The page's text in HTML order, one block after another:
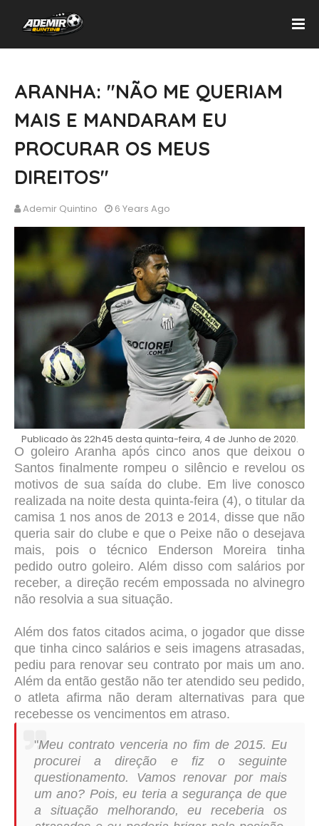
ARANHA: "NÃO ME QUERIAM
MAIS E MANDARAM EU
PROCURAR OS MEUS
DIREITOS"
Ademir Quintino 6 Years Ago
Publicado às 22h45 desta quinta-feira, 4 de Junho de 2020.
O goleiro Aranha após cinco anos que deixou o
Santos finalmente rompeu o silêncio e revelou os
motivos de sua saída do clube. Em live conosco
realizada na noite desta quinta-feira (4), o titular da
camisa 1 nos anos de 2013 e 2014, disse que não
queria sair do clube e que o Peixe não o desejava
mais, pois o técnico Enderson Moreira tinha
pedido outro goleiro. Além disso com salários por
receber, a direção recém empossada no alvinegro
não resolvia a sua situação.
Além dos fatos citados acima, o jogador que disse
que tinha cinco salários e seis imagens atrasadas,
pediu para renovar seu contrato por mais um ano.
Além da então gestão não ter atendido seu pedido,
o atleta afirma não deram alternativas para que
recebesse os vencimentos em atraso.
"Meu contrato venceria no fim de 2015. Eu
procurei a direção e fiz o seguinte
questionamento. Vamos renovar por mais
um ano? Pois, eu teria a segurança de que
a situação melhorando, eu receberia os